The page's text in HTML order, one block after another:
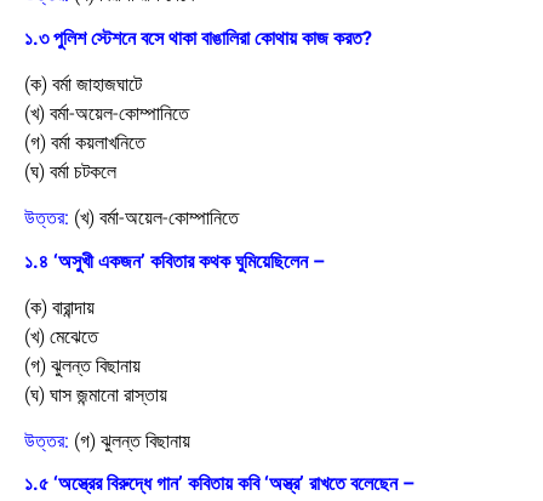
১.৩ পুলিশ স্টেশনে বসে থাকা বাঙালিরা কোথায় কাজ করত?
(ক) বর্মা জাহাজঘাটে
(খ) বর্মা-অয়েল-কোম্পানিতে
(গ) বর্মা কয়লাখনিতে
(ঘ) বর্মা চটকলে
উত্তর: (খ) বর্মা-অয়েল-কোম্পানিতে
১.৪ ‘অসুখী একজন’ কবিতার কথক ঘুমিয়েছিলেন –
(ক) বারান্দায়
(খ) মেঝেতে
(গ) ঝুলন্ত বিছানায়
(ঘ) ঘাস জন্মানো রাস্তায়
উত্তর: (গ) ঝুলন্ত বিছানায়
১.৫ ‘অস্ত্রের বিরুদ্ধে গান’ কবিতায় কবি ‘অস্ত্র’ রাখতে বলেছেন –